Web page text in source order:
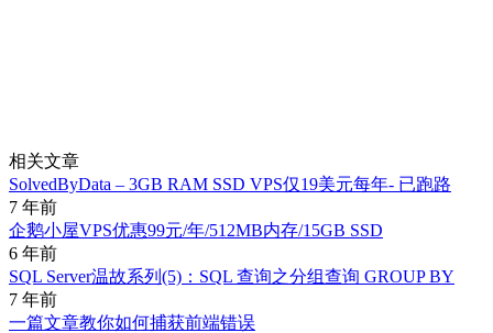
相关文章
SolvedByData – 3GB RAM SSD VPS仅19美元每年- 已跑路
7 年前
企鹅小屋VPS优惠99元/年/512MB内存/15GB SSD
6 年前
SQL Server温故系列(5)：SQL 查询之分组查询 GROUP BY
7 年前
一篇文章教你如何捕获前端错误